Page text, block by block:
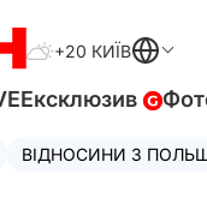
+20 КИЇВ
Ексклюзив
ВІДНОСИНИ З